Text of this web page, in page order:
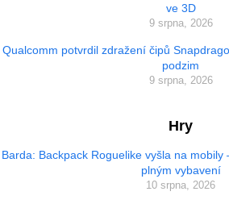
ve 3D
9 srpna, 2026
Qualcomm potvrdil zdražení čipů
podzim
9 srpna, 2026
Hry
Barda: Backpack Roguelike vyšla na
plným vybavení
10 srpna, 2026